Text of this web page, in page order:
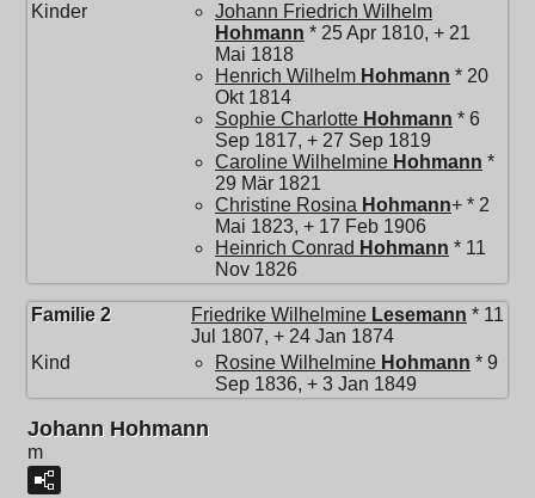
Kinder
Johann Friedrich Wilhelm
Hohmann * 25 Apr 1810, + 21
Mai 1818
Henrich Wilhelm Hohmann * 20
Okt 1814
Sophie Charlotte Hohmann * 6
Sep 1817, + 27 Sep 1819
Caroline Wilhelmine Hohmann *
29 Mär 1821
Christine Rosina Hohmann+ * 2
Mai 1823, + 17 Feb 1906
Heinrich Conrad Hohmann * 11
Nov 1826
Familie 2 Friedrike Wilhelmine Lesemann * 11
Jul 1807, + 24 Jan 1874
Kind
Rosine Wilhelmine Hohmann * 9
Sep 1836, + 3 Jan 1849
Johann Hohmann
m